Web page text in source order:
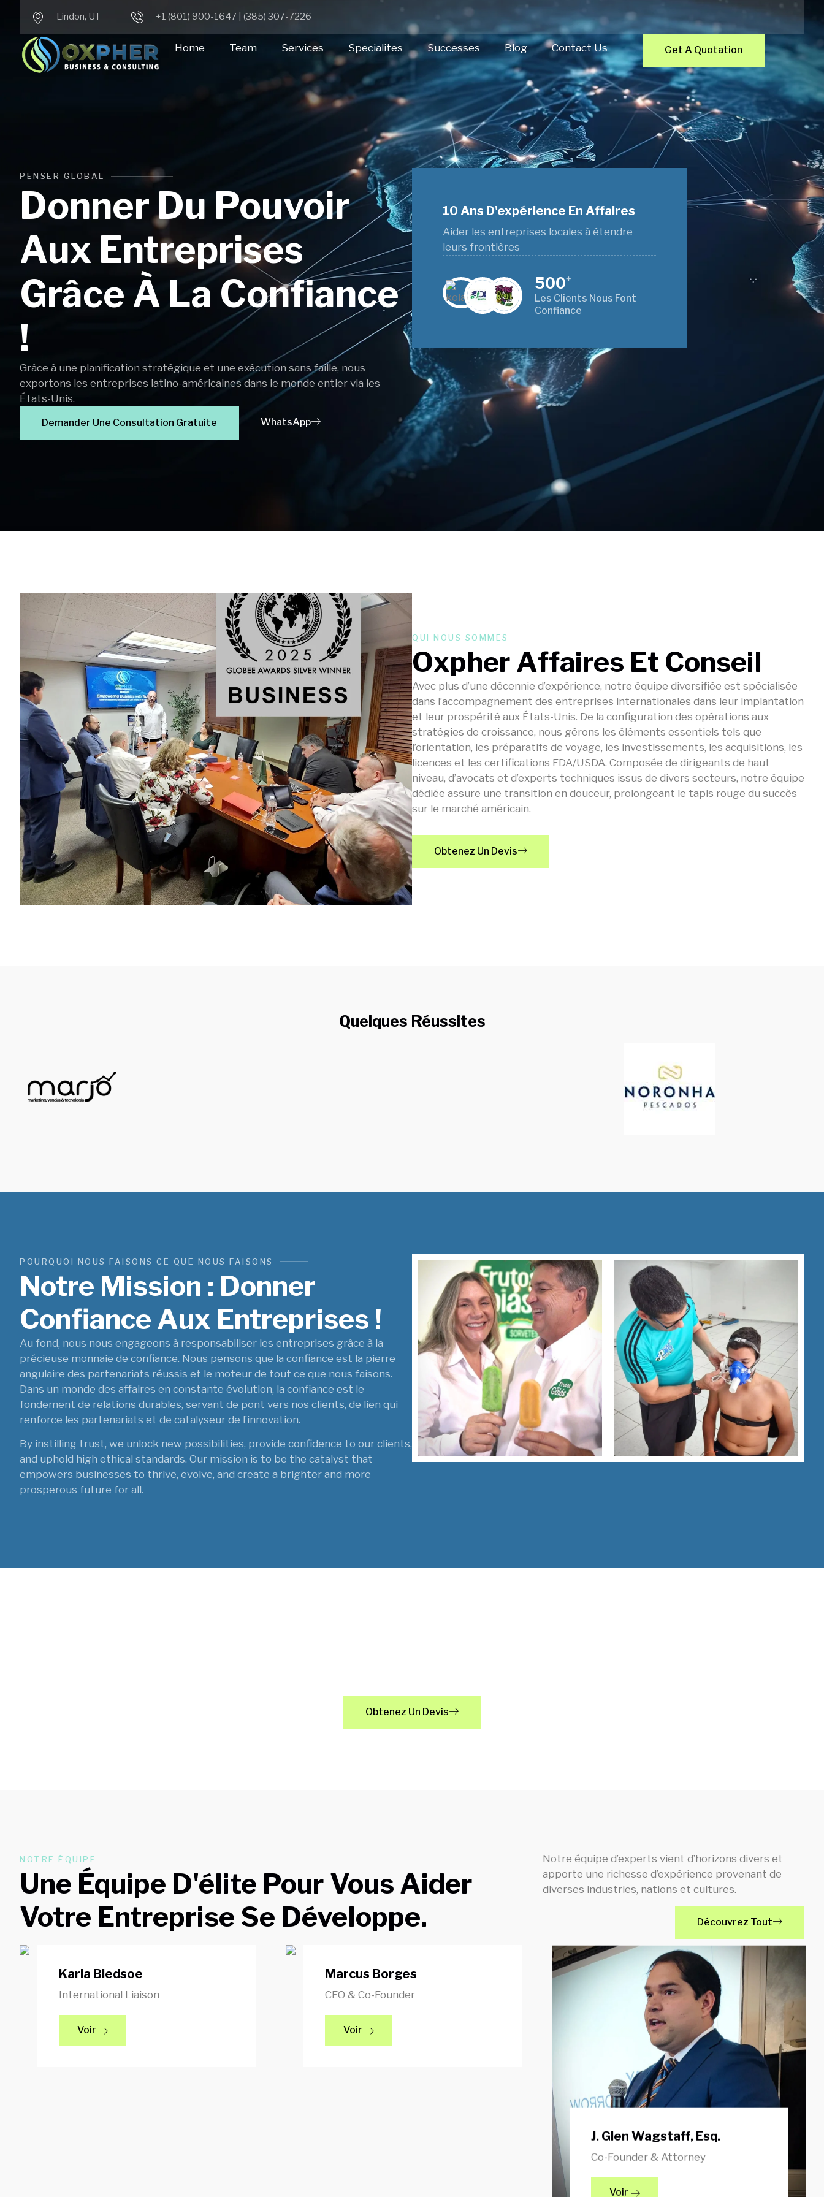
Lindon, UT +1 (801) 900-1647 | (385) 307-7226
Home Team Services Specialites Successes Blog Contact Us Get A Quotation
PENSER GLOBAL
Donner Du Pouvoir
Aux Entreprises
Grâce À La Confiance
!
Grâce à une planification stratégique et une exécution sans faille, nous
exportons les entreprises latino-américaines dans le monde entier via les
États-Unis.
Demander Une Consultation Gratuite WhatsApp
10 Ans D'expérience En Affaires
Aider les entreprises locales à étendre
leurs frontières
500+
Les Clients Nous Font
Confiance
QUI NOUS SOMMES
Oxpher Affaires Et Conseil​
Avec plus d’une décennie d’expérience, notre équipe diversifiée est spécialisée
dans l’accompagnement des entreprises internationales dans leur implantation
et leur prospérité aux États-Unis. De la configuration des opérations aux
stratégies de croissance, nous gérons les éléments essentiels tels que
l’orientation, les préparatifs de voyage, les investissements, les acquisitions, les
licences et les certifications FDA/USDA. Composée de dirigeants de haut
niveau, d’avocats et d’experts techniques issus de divers secteurs, notre équipe
dédiée assure une transition en douceur, prolongeant le tapis rouge du succès
sur le marché américain.
Obtenez Un Devis
Quelques Réussites
POURQUOI NOUS FAISONS CE QUE NOUS FAISONS
Notre Mission : Donner
Confiance Aux Entreprises !
Au fond, nous nous engageons à responsabiliser les entreprises grâce à la
précieuse monnaie de confiance. Nous pensons que la confiance est la pierre
angulaire des partenariats réussis et le moteur de tout ce que nous faisons.
Dans un monde des affaires en constante évolution, la confiance est le
fondement de relations durables, servant de pont vers nos clients, de lien qui
renforce les partenariats et de catalyseur de l’innovation.
By instilling trust, we unlock new possibilities, provide confidence to our clients,
and uphold high ethical standards. Our mission is to be the catalyst that
empowers businesses to thrive, evolve, and create a brighter and more
prosperous future for all.
Obtenez Un Devis
NOTRE ÉQUIPE
Une Équipe D'élite Pour Vous Aider
Votre Entreprise Se Développe.
Notre équipe d’experts vient d’horizons divers et
apporte une richesse d’expérience provenant de
diverses industries, nations et cultures.
Découvrez Tout
Karla Bledsoe
International Liaison
Voir
Marcus Borges
CEO & Co-Founder
Voir
J. Glen Wagstaff, Esq.
Co-Founder & Attorney
Voir